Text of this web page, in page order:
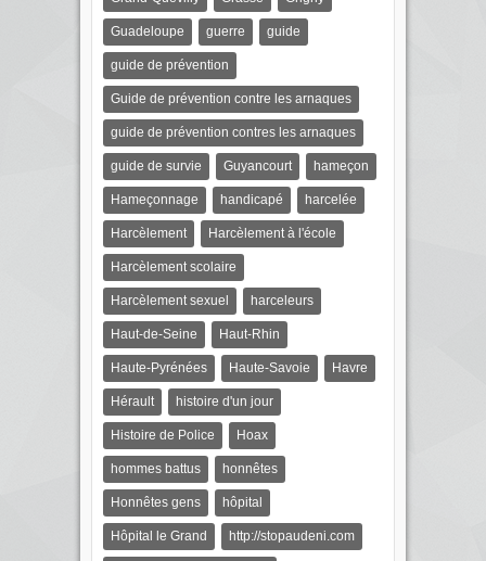
Guadeloupe guerre guide
guide de prévention
Guide de prévention contre les arnaques
guide de prévention contres les arnaques
guide de survie Guyancourt hameçon
Hameçonnage handicapé harcelée
Harcèlement Harcèlement à l'école
Harcèlement scolaire
Harcèlement sexuel harceleurs
Haut-de-Seine Haut-Rhin
Haute-Pyrénées Haute-Savoie Havre
Hérault histoire d'un jour
Histoire de Police Hoax
hommes battus honnêtes
Honnêtes gens hôpital
Hôpital le Grand http://stopaudeni.com